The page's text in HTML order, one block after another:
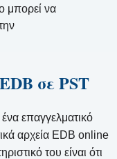
μπορεί να
σε PST
επαγγελματικό
αρχεία EDB online
του είναι ότι